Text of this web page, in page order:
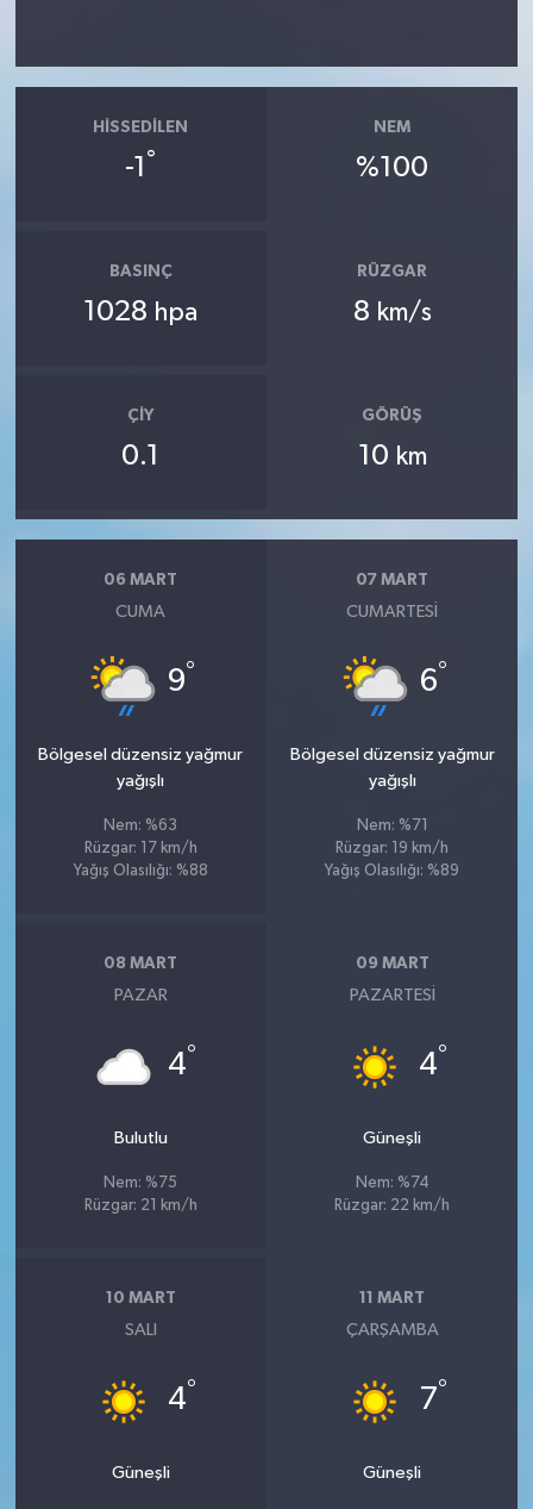
HISSEDILEN
-1 °
NEM
%100
BASINÇ
1028 hpa
RÜZGAR
8 km/s
ÇIY
0.1
GÖRÜŞ
10 km
06 MART
CUMA
9°
Bölgesel düzensiz yağmur
yağışlı
Nem: %63
Rüzgar: 17 km/h
Yağış Olasılığı: %88
07 MART
CUMARTESI
6°
Bölgesel düzensiz yağmur
yağışlı
Nem: %71
Rüzgar: 19 km/h
Yağış Olasılığı: %89
08 MART
PAZAR
4°
Bulutlu
Nem: %75
Rüzgar: 21 km/h
09 MART
PAZARTESI
4°
Güneşli
Nem: %74
Rüzgar: 22 km/h
10 MART
SALI
4°
Güneşli
11 MART
ÇARŞAMBA
7°
Güneşli